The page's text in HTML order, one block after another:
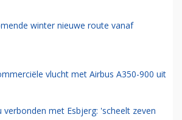
winter nieuwe route vanaf
vlucht met Airbus A350-900 uit
verbonden met Esbjerg: 'scheelt zeven